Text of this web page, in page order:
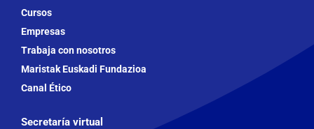
Cursos
Empresas
Trabaja con nosotros
Maristak Euskadi Fundazioa
Canal Ético
Secretaría virtual